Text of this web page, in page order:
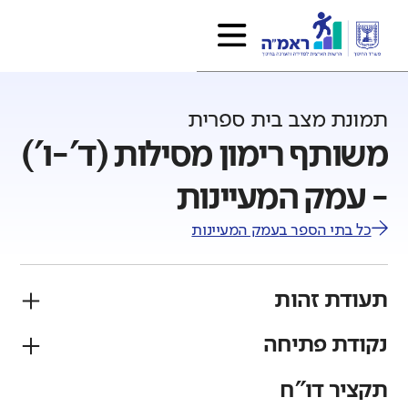
תמונת מצב בית ספרית
משותף רימון מסילות (ד'-ו')
- עמק המעיינות
כל בתי הספר בעמק המעיינות
תעודת זהות
פיקוח
נקודת פתיחה
תקציר דו"ח